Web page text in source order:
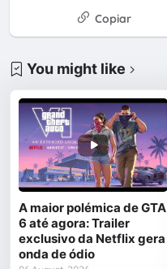
Copiar
You might like
A maior polémica de GTA
6 até agora: Trailer
exclusivo da Netflix gera
onda de ódio